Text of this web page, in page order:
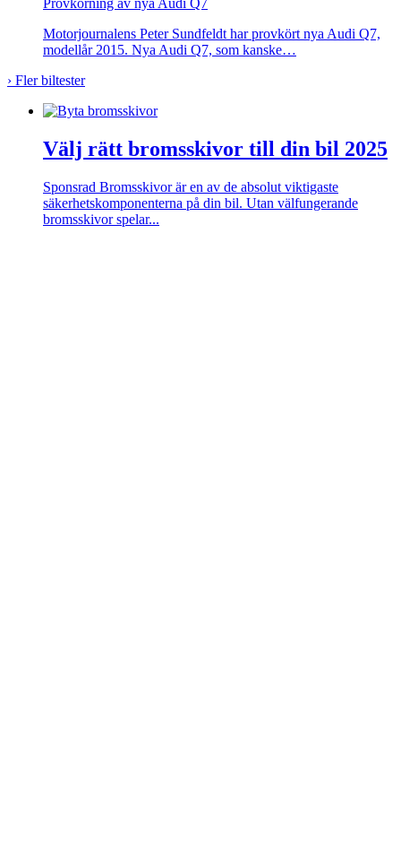
Motorjournalens Peter Sundfeldt har provkört nya Audi Q7,
modellår 2015. Nya Audi Q7, som kanske…
› Fler biltester
Välj rätt bromsskivor till din bil 2025
Sponsrad Bromsskivor är en av de absolut viktigaste
säkerhetskomponenterna på din bil. Utan välfungerande
bromsskivor spelar...